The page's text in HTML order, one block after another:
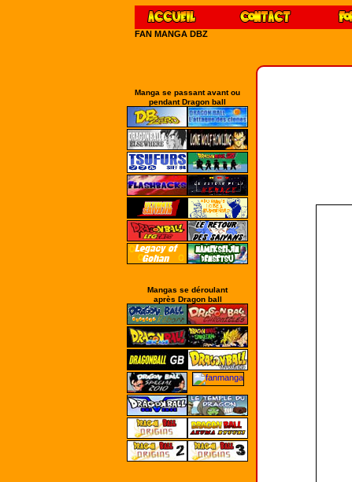
FAN MANGA DBZ
Manga se passant avant ou
pendant Dragon ball
Mangas se déroulant
après Dragon ball